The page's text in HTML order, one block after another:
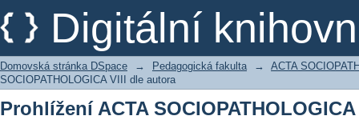
Digitální
Prohlížení ACTA
Domovská stránka DSpace → Pedagogická fakulta →
ACTA
SOCIOPATHOLOGICA VIII dle autora
Prohlížení ACTA